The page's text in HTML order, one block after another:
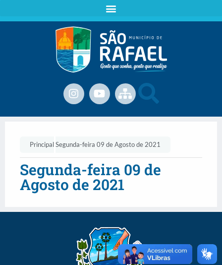
PrincipalSegunda-feira 09 de Agosto de 2021
Segunda-feira 09 de
Agosto de 2021